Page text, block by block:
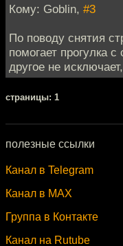
Кому: Goblin, #3
По поводу снятия
помогает прогулка
другое не
cтраницы: 1
полезные ссылки
Канал в Telegram
Канал в MAX
Группа в Контакте
Канал на Rutube